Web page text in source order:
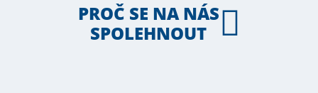
PROČ SE NA NÁS
SPOLEHNOUT